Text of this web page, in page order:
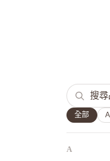
全部
A